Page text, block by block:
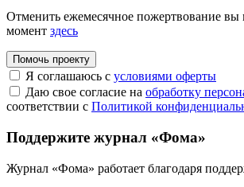
Отменить ежемесячное пожертвование
момент здесь
Помочь проекту
Я соглашаюсь с условиями оферты
Даю свое согласие на обработку
соответствии с Политикой
Поддержите журнал «Фома»
Журнал «Фома» работает благодаря